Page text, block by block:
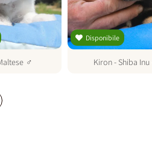
♂
Disponibile
Kiron- Shiba Inu